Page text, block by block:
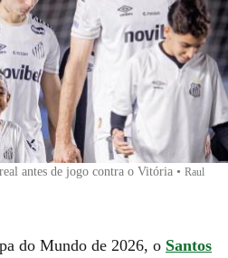
antes de jogo contra o Vitória • Raul
do Mundo de 2026, o Santos